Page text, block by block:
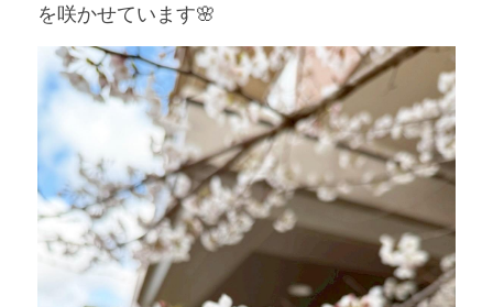
を咲かせています🌸